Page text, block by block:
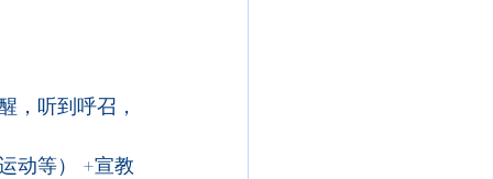
，听到呼召，
动等） +宣教